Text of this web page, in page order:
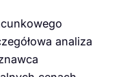
analiza